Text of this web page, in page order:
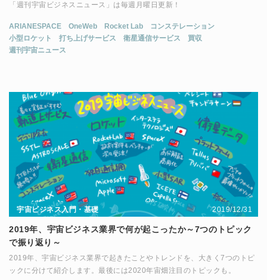
「週刊宇宙ビジネスニュース」は毎週月曜日更新！
ARIANESPACE OneWeb Rocket Lab
コンステレーション
小型ロケット
打ち上げサービス 衛星通信サービス
買収
週刊宇宙ニュース
宇宙ビジネス入門・基礎 2019/12/31
2019年、宇宙ビジネス業界で何が起こったか～7つのトピック
で振り返り～
2019年、宇宙ビジネス業界で起きたことやトレンドを、大きく7つのトピ
ックに分けて紹介します。最後には2020年宙畑注目のトピックも。